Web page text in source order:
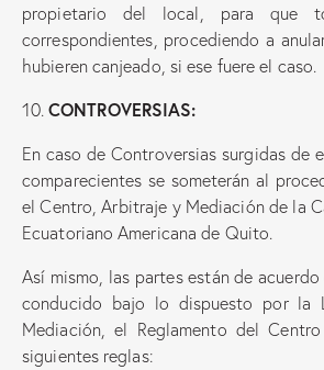
propietario del local, para que
correspondientes, procediendo a
hubieren canjeado, si ese fuere el caso.
CONTROVERSIAS:
En caso de Controversias surgidas de
comparecientes se someterán al
el Centro, Arbitraje y Mediación de la
Ecuatoriano Americana de Quito.
Así mismo, las partes están de
conducido bajo lo dispuesto por la
Mediación, el Reglamento del
siguientes reglas: